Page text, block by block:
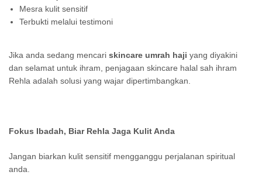
Mesra kulit sensitif
Terbukti melalui testimoni
Jika anda sedang mencari skincare umrah haji yang diyakini
dan selamat untuk ihram, penjagaan skincare halal sah ihram
Rehla adalah solusi yang wajar dipertimbangkan.
Fokus Ibadah, Biar Rehla Jaga Kulit Anda
Jangan biarkan kulit sensitif mengganggu perjalanan spiritual
anda.